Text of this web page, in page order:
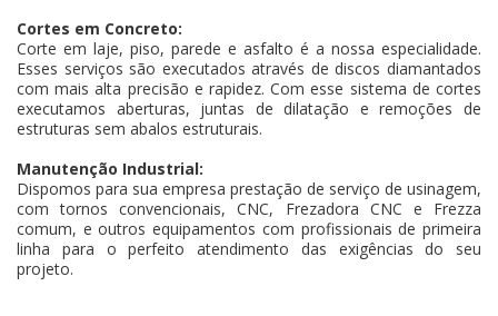
Cortes em Concreto:
Corte em laje, piso, parede e asfalto é a nossa especialidade.
Esses serviços são executados através de discos diamantados
com mais alta precisão e rapidez. Com esse sistema de cortes
executamos aberturas, juntas de dilatação e remoções de
estruturas sem abalos estruturais.
Manutenção Industrial:
Dispomos para sua empresa prestação de serviço de usinagem,
com tornos convencionais, CNC, Frezadora CNC e Frezza
comum, e outros equipamentos com profissionais de primeira
linha para o perfeito atendimento das exigências do seu
projeto.